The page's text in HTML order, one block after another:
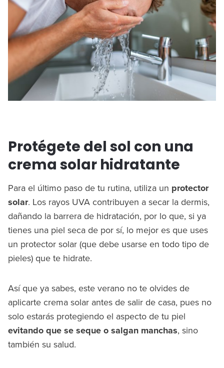
Protégete del sol con una
crema solar hidratante
Para el último paso de tu rutina, utiliza un protector
solar. Los rayos UVA contribuyen a secar la dermis,
dañando la barrera de hidratación, por lo que, si ya
tienes una piel seca de por sí, lo mejor es que uses
un protector solar (que debe usarse en todo tipo de
pieles) que te hidrate.
Así que ya sabes, este verano no te olvides de
aplicarte crema solar antes de salir de casa, pues no
solo estarás protegiendo el aspecto de tu piel
evitando que se seque o salgan manchas, sino
también su salud.